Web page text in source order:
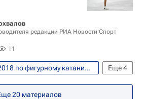
Мария Сотскова
Мао Асада
редакции РИА Новости Спорт
11
Еще4
Чемпионат Европы-2018 по фигурному катанию, Москва, 15-21 января
Спорт
20 материалов